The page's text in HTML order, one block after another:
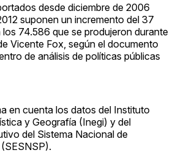
desde diciembre de 2006
suponen un incremento del 37
74.586 que se produjeron durante
Vicente Fox, según el documento
de análisis de políticas públicas
en cuenta los datos del Instituto
y Geografía (Inegi) y del
del Sistema Nacional de